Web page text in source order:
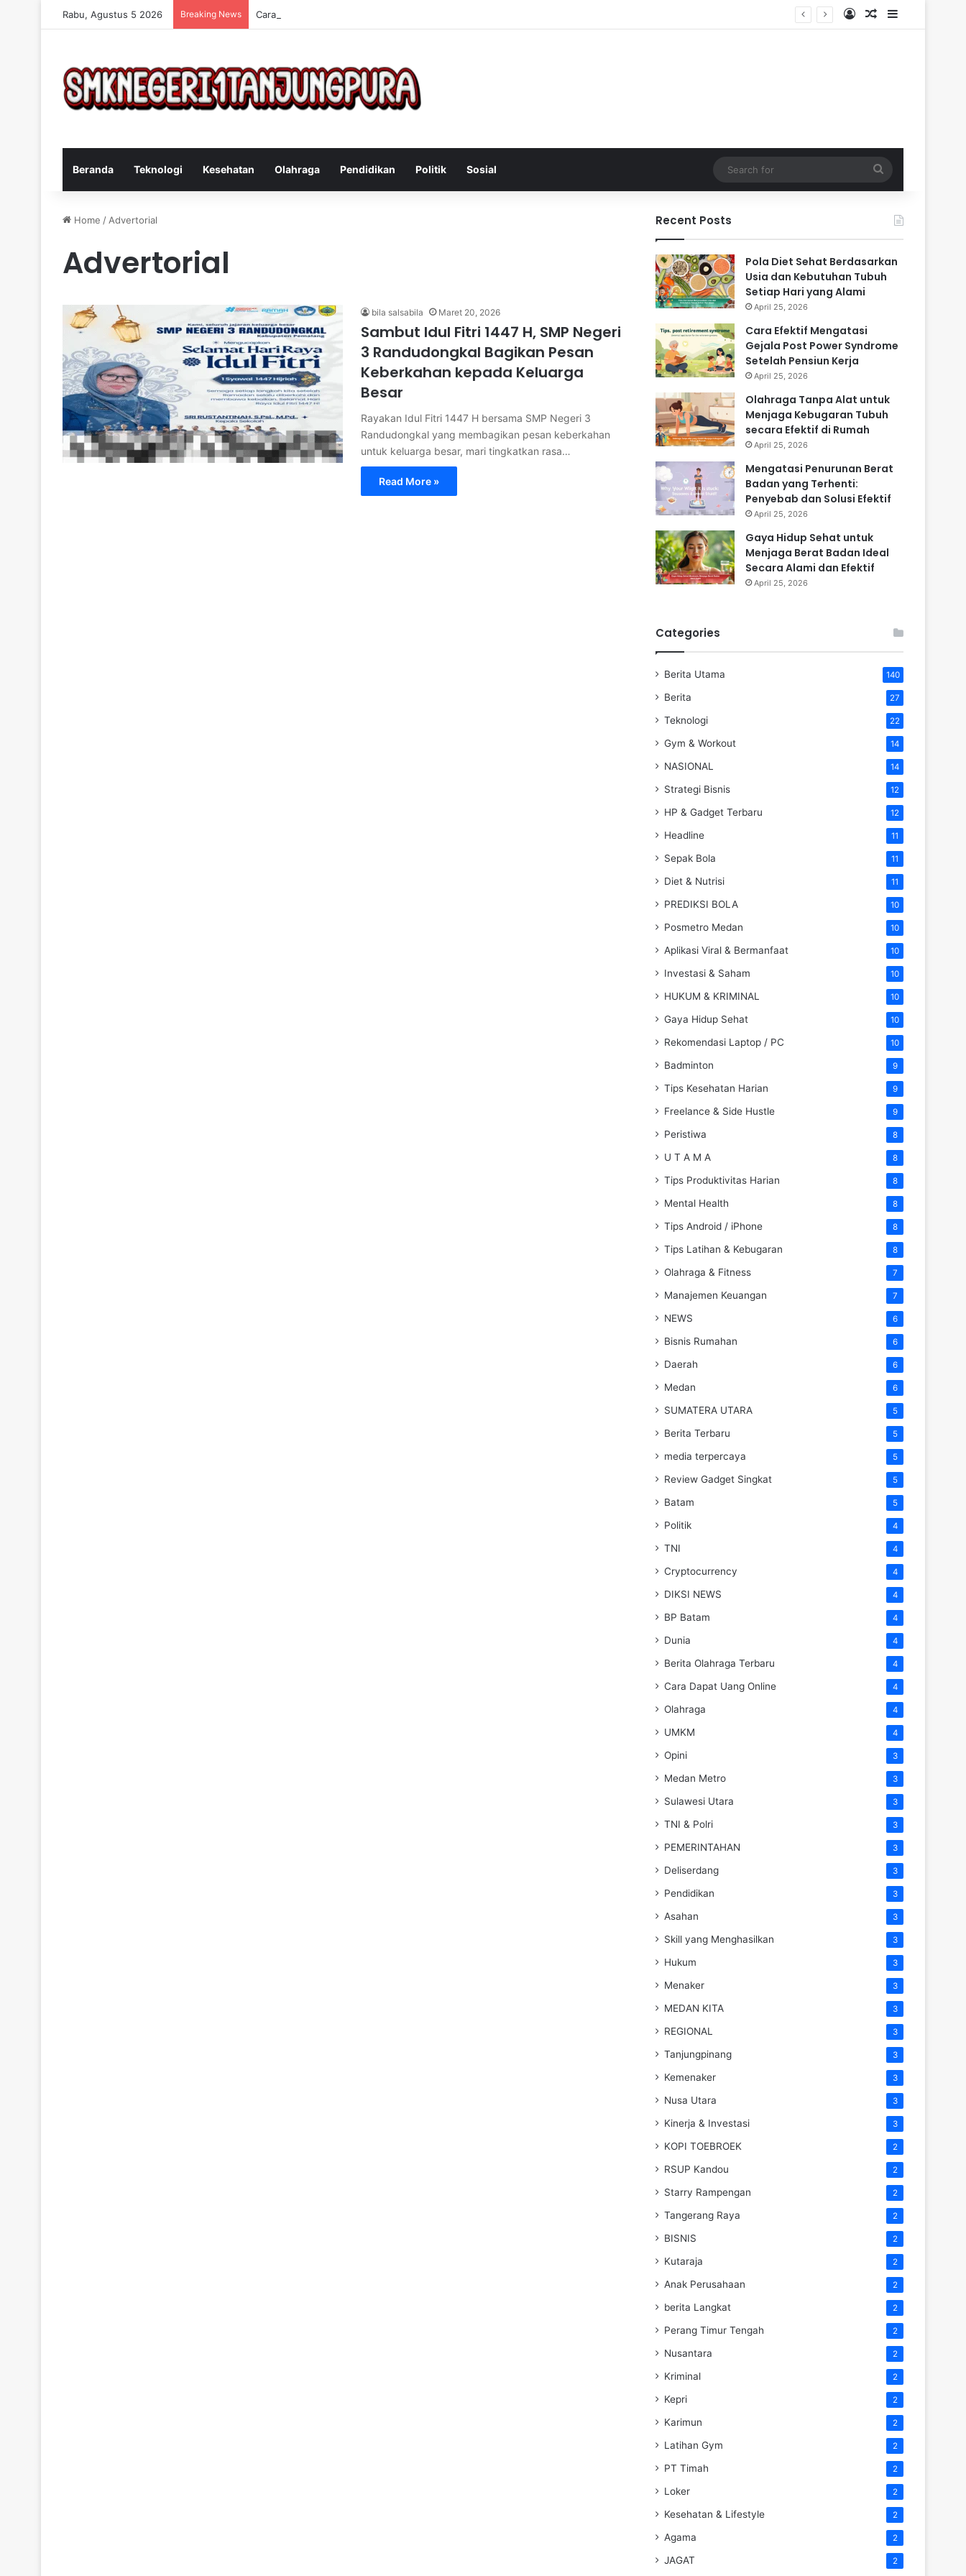
Rabu, Agustus 5 2026 Breaking News Cara Efektif Mengatasi Gejala Post Power Syndrome Setelah Pensiun Kerja Log InRandom Article
Sidebar
Beranda Teknologi Kesehatan Olahraga Pendidikan Politik Sosial
for
Home / Advertorial
Advertorial
bila salsabila Maret 20, 2026
Sambut Idul Fitri 1447 H, SMP Negeri
3 Randudongkal Bagikan Pesan
Keberkahan kepada Keluarga
Besar
Rayakan Idul Fitri 1447 H bersama SMP Negeri 3
Randudongkal yang membagikan pesan keberkahan
untuk keluarga besar, mari tingkatkan rasa…
Read More »
Recent Posts
Pola Diet Sehat Berdasarkan
Usia dan Kebutuhan Tubuh
Setiap Hari yang Alami
April 25, 2026
Cara Efektif Mengatasi
Gejala Post Power Syndrome
Setelah Pensiun Kerja
April 25, 2026
Olahraga Tanpa Alat untuk
Menjaga Kebugaran Tubuh
secara Efektif di Rumah
April 25, 2026
Mengatasi Penurunan Berat
Badan yang Terhenti:
Penyebab dan Solusi Efektif
April 25, 2026
Gaya Hidup Sehat untuk
Menjaga Berat Badan Ideal
Secara Alami dan Efektif
April 25, 2026
Categories
Berita Utama 140
Berita 27
Teknologi 22
Gym & Workout 14
NASIONAL 14
Strategi Bisnis 12
HP & Gadget Terbaru 12
Headline 11
Sepak Bola 11
Diet & Nutrisi 11
PREDIKSI BOLA 10
Posmetro Medan 10
Aplikasi Viral & Bermanfaat 10
Investasi & Saham 10
HUKUM & KRIMINAL 10
Gaya Hidup Sehat 10
Rekomendasi Laptop / PC 10
Badminton 9
Tips Kesehatan Harian 9
Freelance & Side Hustle 9
Peristiwa 8
U T A M A 8
Tips Produktivitas Harian 8
Mental Health 8
Tips Android / iPhone 8
Tips Latihan & Kebugaran 8
Olahraga & Fitness 7
Manajemen Keuangan 7
NEWS 6
Bisnis Rumahan 6
Daerah 6
Medan 6
SUMATERA UTARA 5
Berita Terbaru 5
media terpercaya 5
Review Gadget Singkat 5
Batam 5
Politik 4
TNI 4
Cryptocurrency 4
DIKSI NEWS 4
BP Batam 4
Dunia 4
Berita Olahraga Terbaru 4
Cara Dapat Uang Online 4
Olahraga 4
UMKM 4
Opini 3
Medan Metro 3
Sulawesi Utara 3
TNI & Polri 3
PEMERINTAHAN 3
Deliserdang 3
Pendidikan 3
Asahan 3
Skill yang Menghasilkan 3
Hukum 3
Menaker 3
MEDAN KITA 3
REGIONAL 3
Tanjungpinang 3
Kemenaker 3
Nusa Utara 3
Kinerja & Investasi 3
KOPI TOEBROEK 2
RSUP Kandou 2
Starry Rampengan 2
Tangerang Raya 2
BISNIS 2
Kutaraja 2
Anak Perusahaan 2
berita Langkat 2
Perang Timur Tengah 2
Nusantara 2
Kriminal 2
Kepri 2
Karimun 2
Latihan Gym 2
PT Timah 2
Loker 2
Kesehatan & Lifestyle 2
Agama 2
JAGAT 2